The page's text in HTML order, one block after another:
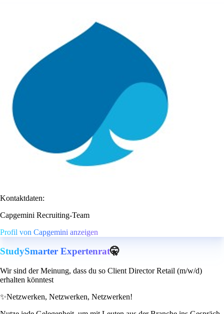
Kontaktdaten:
Capgemini Recruiting-Team
Profil von Capgemini anzeigen
StudySmarter Expertenrat🤫
Wir sind der Meinung, dass du so Client Director Retail (m/w/d)
erhalten könntest
✨Netzwerken, Netzwerken, Netzwerken!